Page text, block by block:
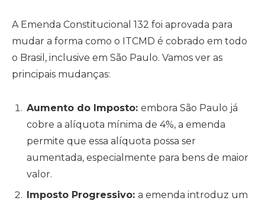
A Emenda Constitucional 132 foi aprovada para
mudar a forma como o ITCMD é cobrado em todo
o Brasil, inclusive em São Paulo. Vamos ver as
principais mudanças:
Aumento do Imposto: embora São Paulo já
cobre a alíquota mínima de 4%, a emenda
permite que essa alíquota possa ser
aumentada, especialmente para bens de maior
valor.
Imposto Progressivo: a emenda introduz um